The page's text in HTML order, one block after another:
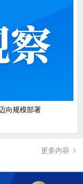
向规模部署
更多内容